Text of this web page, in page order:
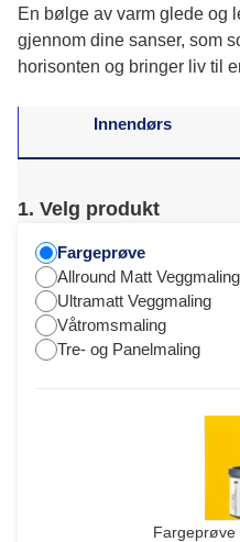
En bølge av varm glede og
gjennom dine sanser, som
horisonten og bringer liv til
Innendørs
1. Velg produkt
Fargeprøve
Allround Matt Veggmaling
Ultramatt Veggmaling
Våtromsmaling
Tre- og Panelmaling
Fargeprøve